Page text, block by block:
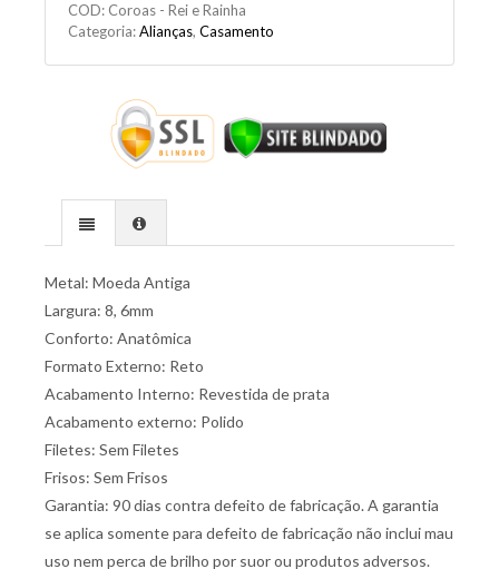
COD: Coroas - Rei e Rainha
Categoria:Alianças, Casamento
Metal: Moeda Antiga
Largura: 8, 6mm
Conforto: Anatômica
Formato Externo: Reto
Acabamento Interno: Revestida de prata
Acabamento externo: Polido
Filetes: Sem Filetes
Frisos: Sem Frisos
Garantia: 90 dias contra defeito de fabricação. A garantia
se aplica somente para defeito de fabricação não inclui mau
uso nem perca de brilho por suor ou produtos adversos.